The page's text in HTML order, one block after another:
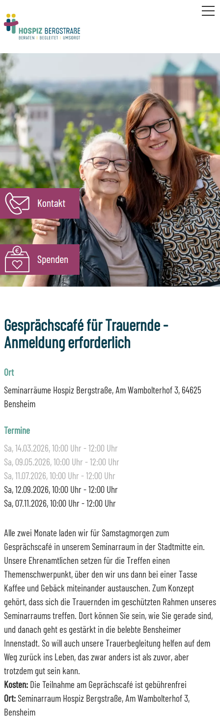
Gesprächscafé für Trauernde -
Anmeldung erforderlich
Ort
Seminarräume Hospiz Bergstraße, Am Wambolterhof 3, 64625
Bensheim
Termine
Sa, 14.03.2026, 10:00 Uhr - 12:00 Uhr
Sa, 09.05.2026, 10:00 Uhr - 12:00 Uhr
Sa, 11.07.2026, 10:00 Uhr - 12:00 Uhr
Sa, 12.09.2026, 10:00 Uhr- 12:00 Uhr
Sa, 07.11.2026, 10:00 Uhr- 12:00 Uhr
Alle zwei Monate laden wir für Samstagmorgen zum
Gesprächscafé in unserem Seminarraum in der Stadtmitte ein.
Unsere Ehrenamtlichen setzen für die Treffen einen
Themenschwerpunkt, über den wir uns dann bei einer Tasse
Kaffee und Gebäck miteinander austauschen. Zum Konzept
gehört, dass sich die Trauernden im geschützten Rahmen unseres
Seminarraums treffen. Dort können Sie sein, wie Sie gerade sind,
und danach geht es gestärkt in die belebte Bensheimer
Innenstadt. So will auch unsere Trauerbegleitung helfen auf dem
Weg zurück ins Leben, das zwar anders ist als zuvor, aber
trotzdem gut sein kann.
Kosten: Die Teilnahme am Geprächscafé ist gebührenfrei
Ort: Seminarraum Hospiz Bergstraße, Am Wambolterhof 3,
Bensheim